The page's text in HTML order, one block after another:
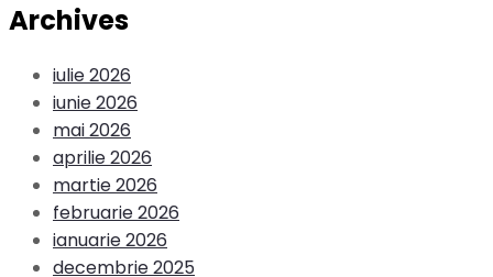
Archives
iulie 2026
iunie 2026
mai 2026
aprilie 2026
martie 2026
februarie 2026
ianuarie 2026
decembrie 2025